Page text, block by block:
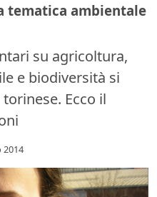
tematica ambientale
su agricoltura,
e biodiversità si
Ecco il
2014